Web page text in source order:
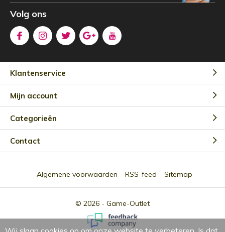
Volg ons
Klantenservice
Mijn account
Categorieën
Contact
© 2026 - Game-Outlet
Algemene voorwaarden RSS-feed Sitemap